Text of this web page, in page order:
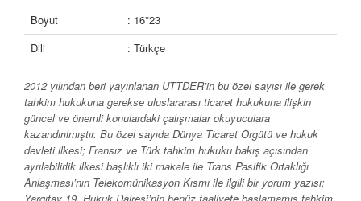
Boyut
: 16*23
Dili
: Türkçe
2012 yılından beri yayınlanan UTTDER’in bu özel sayısı ile gerek
tahkim hukukuna gerekse uluslararası ticaret hukukuna ilişkin
güncel ve önemli konulardaki çalışmalar okuyuculara
kazandırılmıştır. Bu özel sayıda Dünya Ticaret Örgütü ve hukuk
devleti ilkesi; Fransız ve Türk tahkim hukuku bakış açısından
ayrılabilirlik ilkesi başlıklı iki makale ile Trans Pasifik Ortaklığı
Anlaşması’nın Telekomünikasyon Kısmı ile ilgili bir yorum yazısı;